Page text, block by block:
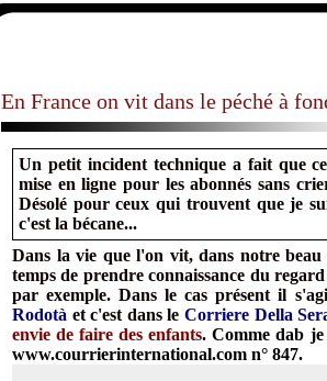
En France on vit dans le péché à
Un petit incident technique a fait que
mise en ligne pour les abonnés sans
Désolé pour ceux qui trouvent que je
c'est la bécane...
Dans la vie que l'on vit, dans notre
temps de prendre connaissance du
par exemple. Dans le cas présent il
Rodotà et c'est dans le Corriere Della
envie de faire des enfants. Comme dab
www.courrierinternational.com n° 847.